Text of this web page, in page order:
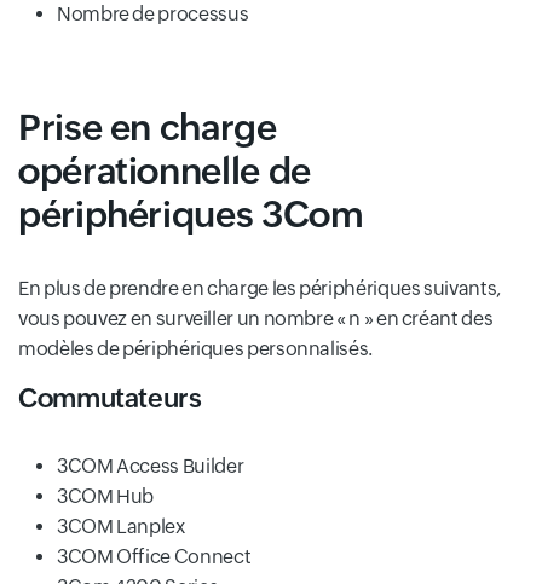
Nombre de processus
Prise en charge
opérationnelle de
périphériques 3Com
En plus de prendre en charge les périphériques suivants,
vous pouvez en surveiller un nombre « n » en créant des
modèles de périphériques personnalisés.
Commutateurs
3COM Access Builder
3COM Hub
3COM Lanplex
3COM Office Connect